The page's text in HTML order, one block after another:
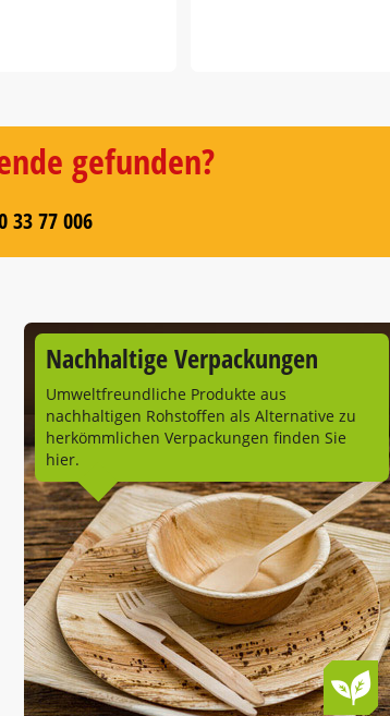
gefunden?
33 77 006
Nachhaltige Verpackungen
Umweltfreundliche Produkte aus
nachhaltigen Rohstoffen als Alternative zu
herkömmlichen Verpackungen finden Sie
hier.